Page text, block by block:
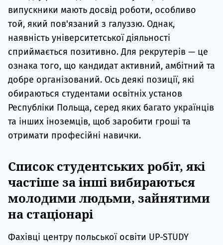
випускники мають досвід роботи, особливо
той, який пов'язаний з галуззю. Однак,
наявність університетської діяльності
сприймається позитивно. Для рекрутерів — це
ознака того, що кандидат активний, амбітний та
добре організований. Ось деякі позиції, які
обираються студентами освітніх установ
Республіки Польща, серед яких багато українців
та інших іноземців, щоб заробити гроші та
отримати професійні навички.
Список студентських робіт, які
частіше за інші вибираються
молодими людьми, зайнятими
на стаціонарі
Фахівці центру польської освіти UP-STUDY